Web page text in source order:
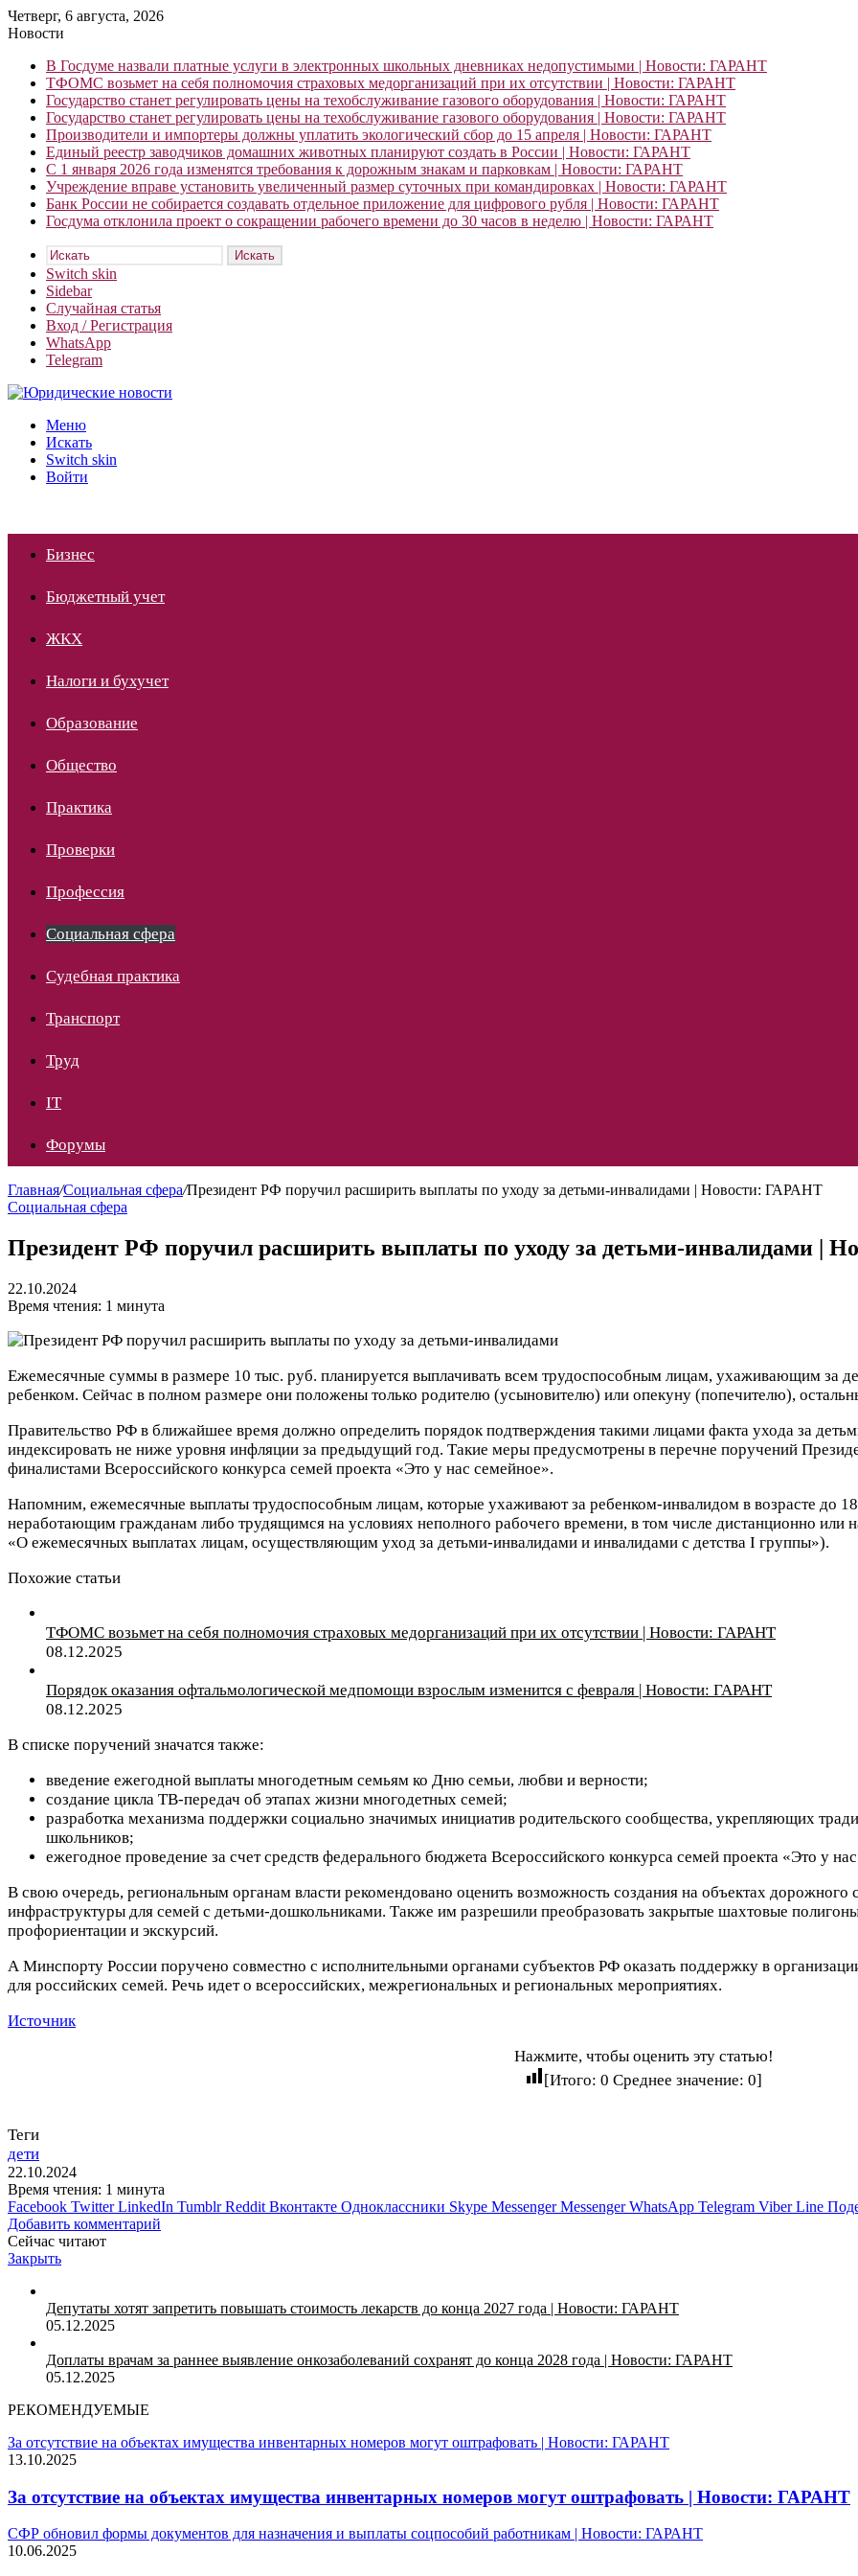
Четверг, 6 августа, 2026
Новости
В Госдуме назвали платные услуги в электронных школьных дневниках недопустимыми | Новости: ГАРАНТ
ТФОМС возьмет на себя полномочия страховых медорганизаций при их отсутствии | Новости: ГАРАНТ
Государство станет регулировать цены на техобслуживание газового оборудования | Новости: ГАРАНТ
Государство станет регулировать цены на техобслуживание газового оборудования | Новости: ГАРАНТ
Производители и импортеры должны уплатить экологический сбор до 15 апреля | Новости: ГАРАНТ
Единый реестр заводчиков домашних животных планируют создать в России | Новости: ГАРАНТ
С 1 января 2026 года изменятся требования к дорожным знакам и парковкам | Новости: ГАРАНТ
Учреждение вправе установить увеличенный размер суточных при командировках | Новости: ГАРАНТ
Банк России не собирается создавать отдельное приложение для цифрового рубля | Новости: ГАРАНТ
Госдума отклонила проект о сокращении рабочего времени до 30 часов в неделю | Новости: ГАРАНТ
Искать
Switch skin
Sidebar
Случайная статья
Вход / Регистрация
WhatsApp
Telegram
Меню
Искать
Switch skin
Войти
Бизнес
Бюджетный учет
ЖКХ
Налоги и бухучет
Образование
Общество
Практика
Проверки
Профессия
Социальная сфера
Судебная практика
Транспорт
Труд
IT
Форумы
Главная/Социальная сфера/Президент РФ поручил расширить выплаты по уходу за детьми-инвалидами | Новости: ГАРАНТ
Социальная сфера
Президент РФ поручил расширить выплаты по уходу за детьми-инвалидами |
22.10.2024
Время чтения: 1 минута
Ежемесячные суммы в размере 10 тыс. руб. планируется выплачивать всем трудоспособным лицам, ухаживающим за
ребенком. Сейчас в полном размере они положены только родителю (усыновителю) или опекуну (попечителю),
Правительство РФ в ближайшее время должно определить порядок подтверждения такими лицами факта ухода за
индексировать не ниже уровня инфляции за предыдущий год. Такие меры предусмотрены в перечне поручений
финалистами Всероссийского конкурса семей проекта «Это у нас семейное».
Напомним, ежемесячные выплаты трудоспособным лицам, которые ухаживают за ребенком-инвалидом в возрасте до
неработающим гражданам либо трудящимся на условиях неполного рабочего времени, в том числе дистанционно
«О ежемесячных выплатах лицам, осуществляющим уход за детьми-инвалидами и инвалидами с детства I группы»).
Похожие статьи
ТФОМС возьмет на себя полномочия страховых медорганизаций при их отсутствии | Новости: ГАРАНТ
08.12.2025
Порядок оказания офтальмологической медпомощи взрослым изменится с февраля | Новости: ГАРАНТ
08.12.2025
В списке поручений значатся также:
введение ежегодной выплаты многодетным семьям ко Дню семьи, любви и верности;
создание цикла ТВ-передач об этапах жизни многодетных семей;
разработка механизма поддержки социально значимых инициатив родительского сообщества, укрепляющих
школьников;
ежегодное проведение за счет средств федерального бюджета Всероссийского конкурса семей проекта «Это у
В свою очередь, региональным органам власти рекомендовано оценить возможность создания на объектах
инфраструктуры для семей с детьми-дошкольниками. Также им разрешили преобразовать закрытые шахтовые
профориентации и экскурсий.
А Минспорту России поручено совместно с исполнительными органами субъектов РФ оказать поддержку в
для российских семей. Речь идет о всероссийских, межрегиональных и региональных мероприятиях.
Источник
Нажмите, чтобы оценить эту статью!
[Итого: 0 Среднее значение: 0]
Теги
дети
22.10.2024
Время чтения: 1 минута
Facebook Twitter LinkedIn Tumblr Reddit Вконтакте Одноклассники Skype Messenger Messenger WhatsApp Telegram Viber Line
Добавить комментарий
Сейчас читают
Закрыть
Депутаты хотят запретить повышать стоимость лекарств до конца 2027 года | Новости: ГАРАНТ
05.12.2025
Доплаты врачам за раннее выявление онкозаболеваний сохранят до конца 2028 года | Новости: ГАРАНТ
05.12.2025
РЕКОМЕНДУЕМЫЕ
За отсутствие на объектах имущества инвентарных номеров могут оштрафовать | Новости: ГАРАНТ
13.10.2025
За отсутствие на объектах имущества инвентарных номеров могут оштрафовать | Новости: ГАРАНТ
СФР обновил формы документов для назначения и выплаты соцпособий работникам | Новости: ГАРАНТ
10.06.2025